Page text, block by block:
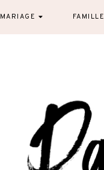
MARIAGE FAMILLE